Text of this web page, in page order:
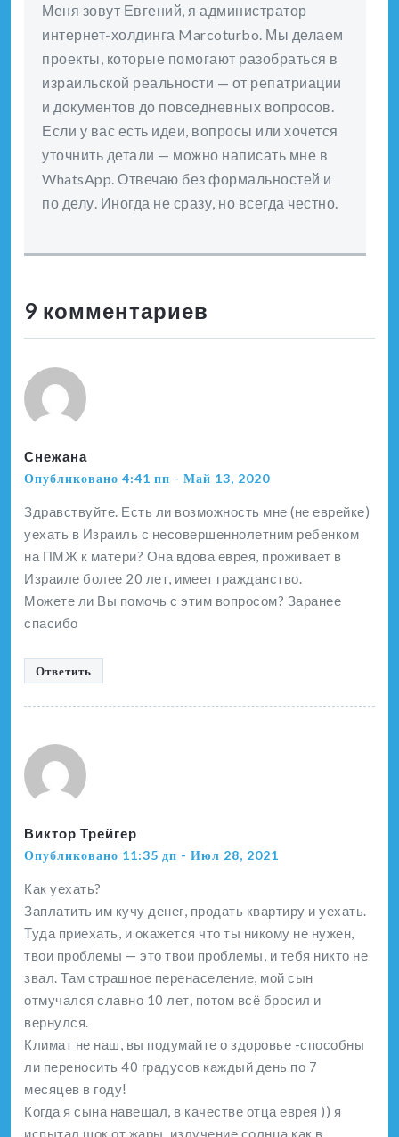
Меня зовут Евгений, я администратор
интернет-холдинга Marcoturbo. Мы делаем
проекты, которые помогают разобраться в
израильской реальности — от репатриации
и документов до повседневных вопросов.
Если у вас есть идеи, вопросы или хочется
уточнить детали — можно написать мне в
WhatsApp. Отвечаю без формальностей и
по делу. Иногда не сразу, но всегда честно.
9 комментариев
Снежана
Опубликовано 4:41 пп - Май 13, 2020
Здравствуйте. Есть ли возможность мне (не еврейке)
уехать в Израиль с несовершеннолетним ребенком
на ПМЖ к матери? Она вдова еврея, проживает в
Израиле более 20 лет, имеет гражданство.
Можете ли Вы помочь с этим вопросом? Заранее
спасибо
Ответить
Виктор Трейгер
Опубликовано 11:35 дп - Июл 28, 2021
Как уехать?
Заплатить им кучу денег, продать квартиру и уехать.
Туда приехать, и окажется что ты никому не нужен,
твои проблемы — это твои проблемы, и тебя никто не
звал. Там страшное перенаселение, мой сын
отмучался славно 10 лет, потом всё бросил и
вернулся.
Климат не наш, вы подумайте о здоровье -способны
ли переносить 40 градусов каждый день по 7
месяцев в году!
Когда я сына навещал, в качестве отца еврея )) я
испытал шок от жары, излучение солнца как в